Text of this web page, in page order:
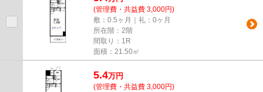
(管理費・共益費 3,000円)
敷：0.5ヶ月｜礼：0ヶ月
所在階：2階
間取り：1R
面積：21.50㎡
5.4万円
(管理費・共益費 3,000円)